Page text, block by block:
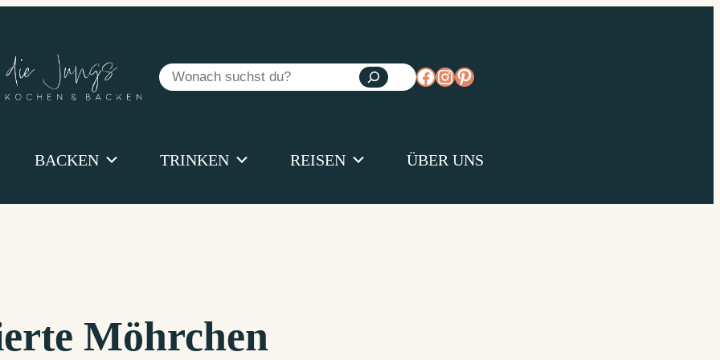
Suchen
https://www.facebook.com/
https://www.instagram.com/
https://www.pinterest.de/diejungs/
BACKEN TRINKEN REISEN ÜBER UNS
Möhrchen